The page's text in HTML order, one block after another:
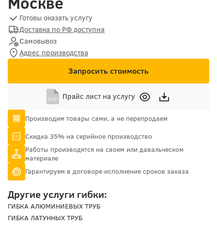
Готовы оказать услугу
Доставка по РФ доступна
Самовывоз
Адрес производства
Запросить стоимость
Прайс лист на услугу
Производим товары сами, а не перепродаем
Скидка 35% на серийное производство
Работы производятся на своем или давальческом
материале
Гарантируем в договоре исполнение сроков заказа
Другие услуги гибки:
ГИБКА АЛЮМИНИЕВЫХ ТРУБ
ГИБКА ЛАТУННЫХ ТРУБ